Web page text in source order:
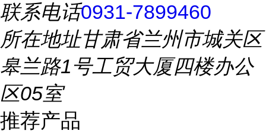
联系电话0931-7899460
所在地址甘肃省兰州市城关区
皋兰路1号工贸大厦四楼办公
区05室
推荐产品